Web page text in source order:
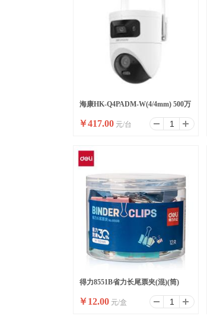
海康HK-Q4PADM-W(4/4mm) 500万
双摄WiFi套装小球
￥417.00 元/台
得力8551B省力长尾票夹(混)(筒)
￥12.00 元/盒